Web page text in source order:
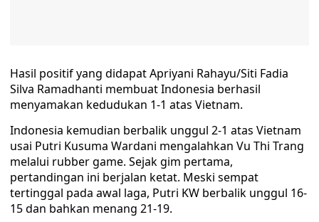
Hasil positif yang didapat Apriyani Rahayu/Siti Fadia
Silva Ramadhanti membuat Indonesia berhasil
menyamakan kedudukan 1-1 atas Vietnam.
Indonesia kemudian berbalik unggul 2-1 atas Vietnam
usai Putri Kusuma Wardani mengalahkan Vu Thi Trang
melalui rubber game. Sejak gim pertama,
pertandingan ini berjalan ketat. Meski sempat
tertinggal pada awal laga, Putri KW berbalik unggul 16-
15 dan bahkan menang 21-19.